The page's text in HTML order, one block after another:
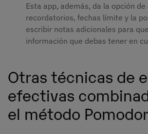
Esta app, además, da la opción
recordatorios, fechas límite y la
escribir notas adicionales para
información que debas tener en
Otras técnicas de
efectivas
el método